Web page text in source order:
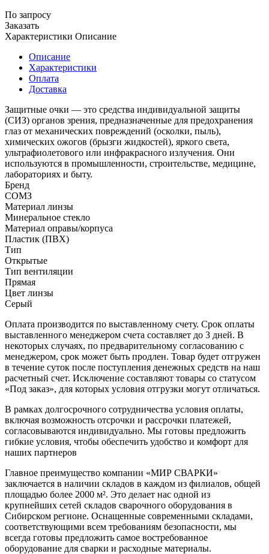
По запросу
Заказать
Характеристики Описание
Описание
Характеристики
Оплата
Доставка
Защитные очки — это средства индивидуальной защиты
(СИЗ) органов зрения, предназначенные для предохранения
глаз от механических повреждений (осколки, пыль),
химических ожогов (брызги жидкостей), яркого света,
ультрафиолетового или инфракрасного излучения. Они
используются в промышленности, строительстве, медицине,
лабораториях и быту.
Бренд
СОМЗ
Материал линзы
Минеральное стекло
Материал оправы/корпуса
Пластик (ПВХ)
Тип
Открытые
Тип вентиляции
Прямая
Цвет линзы
Серый
Оплата производится по выставленному счету. Срок оплаты
выставленного менеджером счета составляет до 3 дней. В
некоторых случаях, по предварительному согласованию с
менеджером, срок может быть продлен. Товар будет отгружен
в течение суток после поступления денежных средств на наш
расчетный счет. Исключение составляют товары со статусом
«Под заказ», для которых условия отгрузки могут отличаться.
В рамках долгосрочного сотрудничества условия оплаты,
включая возможность отсрочки и рассрочки платежей,
согласовываются индивидуально. Мы готовы предложить
гибкие условия, чтобы обеспечить удобство и комфорт для
наших партнеров
Главное преимущество компании «МИР СВАРКИ»
заключается в наличии складов в каждом из филиалов, общей
площадью более 2000 м². Это делает нас одной из
крупнейших сетей складов сварочного оборудования в
Сибирском регионе. Оснащенные современными складами,
соответствующими всем требованиям безопасности, мы
всегда готовы предложить самое востребованное
оборудование для сварки и расходные материалы.